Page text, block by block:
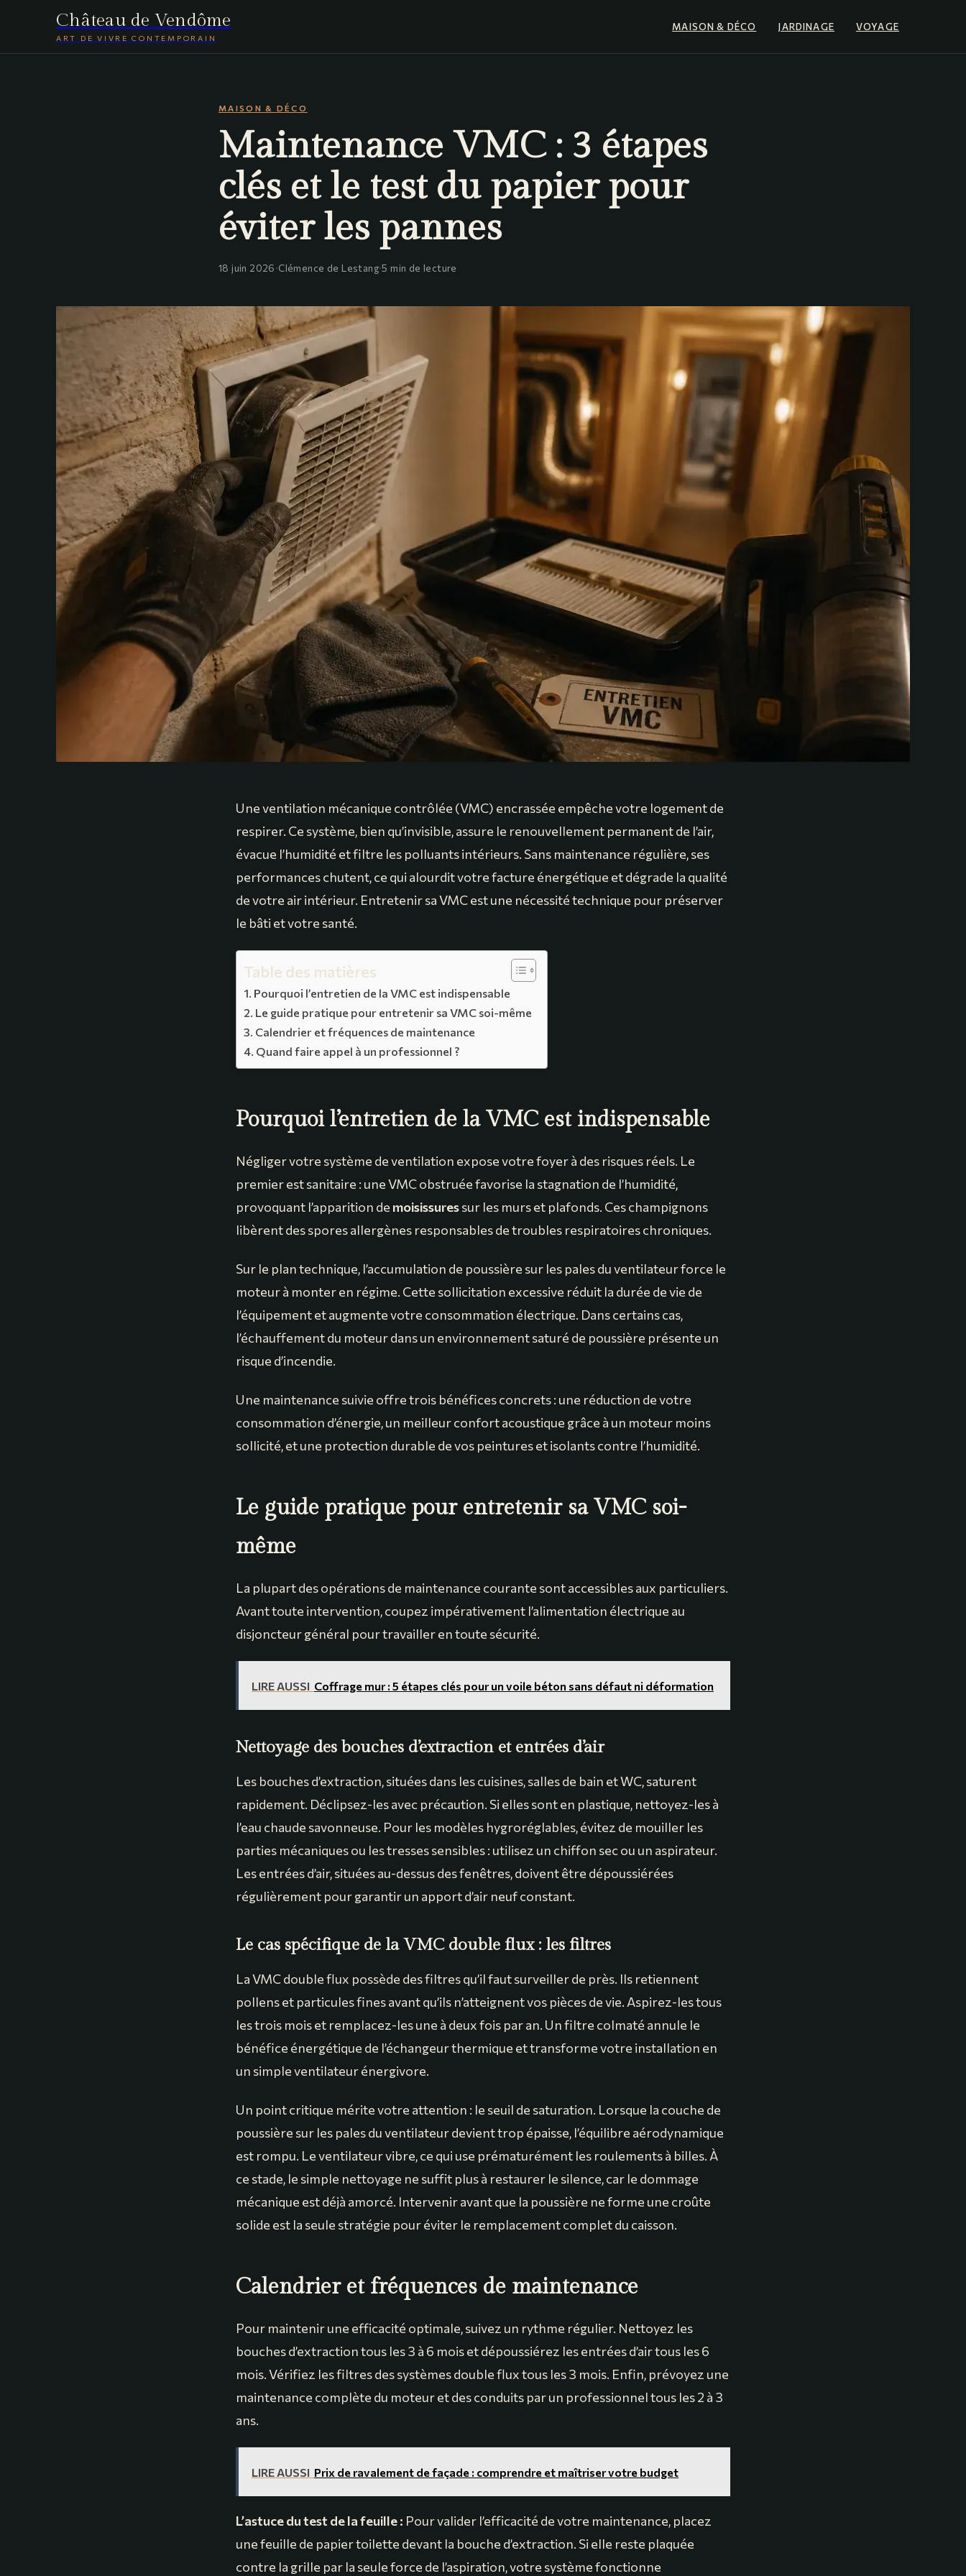
Château de Vendôme
ART DE VIVRE CONTEMPORAIN
MAISON & DÉCO JARDINAGE VOYAGE
MAISON & DÉCO
Maintenance VMC : 3 étapes
clés et le test du papier pour
éviter les pannes
18 juin 2026·Clémence de Lestang·5 min de lecture
Une ventilation mécanique contrôlée (VMC) encrassée empêche votre logement de
respirer. Ce système, bien qu’invisible, assure le renouvellement permanent de l’air,
évacue l’humidité et filtre les polluants intérieurs. Sans maintenance régulière, ses
performances chutent, ce qui alourdit votre facture énergétique et dégrade la qualité
de votre air intérieur. Entretenir sa VMC est une nécessité technique pour préserver
le bâti et votre santé.
Table des matières
Pourquoi l’entretien de la VMC est indispensable
Le guide pratique pour entretenir sa VMC soi-même
Calendrier et fréquences de maintenance
Quand faire appel à un professionnel ?
Pourquoi l’entretien de la VMC est indispensable
Négliger votre système de ventilation expose votre foyer à des risques réels. Le
premier est sanitaire : une VMC obstruée favorise la stagnation de l’humidité,
provoquant l’apparition de moisissuressur les murs et plafonds. Ces champignons
libèrent des spores allergènes responsables de troubles respiratoires chroniques.
Sur le plan technique, l’accumulation de poussière sur les pales du ventilateur force le
moteur à monter en régime. Cette sollicitation excessive réduit la durée de vie de
l’équipement et augmente votre consommation électrique. Dans certains cas,
l’échauffement du moteur dans un environnement saturé de poussière présente un
risque d’incendie.
Une maintenance suivie offre trois bénéfices concrets : une réduction de votre
consommation d’énergie, un meilleur confort acoustique grâce à un moteur moins
sollicité, et une protection durable de vos peintures et isolants contre l’humidité.
Le guide pratique pour entretenir sa VMC soi-
même
La plupart des opérations de maintenance courante sont accessibles aux particuliers.
Avant toute intervention, coupez impérativement l’alimentation électrique au
disjoncteur général pour travailler en toute sécurité.
LIRE AUSSI Coffrage mur : 5 étapes clés pour un voile béton sans défaut ni déformation
Nettoyage des bouches d’extraction et entrées d’air
Les bouches d’extraction, situées dans les cuisines, salles de bain et WC, saturent
rapidement. Déclipsez-les avec précaution. Si elles sont en plastique, nettoyez-les à
l’eau chaude savonneuse. Pour les modèles hygroréglables, évitez de mouiller les
parties mécaniques ou les tresses sensibles : utilisez un chiffon sec ou un aspirateur.
Les entrées d’air, situées au-dessus des fenêtres, doivent être dépoussiérées
régulièrement pour garantir un apport d’air neuf constant.
Le cas spécifique de la VMC double flux : les filtres
La VMC double flux possède des filtres qu’il faut surveiller de près. Ils retiennent
pollens et particules fines avant qu’ils n’atteignent vos pièces de vie. Aspirez-les tous
les trois mois et remplacez-les une à deux fois par an. Un filtre colmaté annule le
bénéfice énergétique de l’échangeur thermique et transforme votre installation en
un simple ventilateur énergivore.
Un point critique mérite votre attention : le seuil de saturation. Lorsque la couche de
poussière sur les pales du ventilateur devient trop épaisse, l’équilibre aérodynamique
est rompu. Le ventilateur vibre, ce qui use prématurément les roulements à billes. À
ce stade, le simple nettoyage ne suffit plus à restaurer le silence, car le dommage
mécanique est déjà amorcé. Intervenir avant que la poussière ne forme une croûte
solide est la seule stratégie pour éviter le remplacement complet du caisson.
Calendrier et fréquences de maintenance
Pour maintenir une efficacité optimale, suivez un rythme régulier. Nettoyez les
bouches d’extraction tous les 3 à 6 mois et dépoussiérez les entrées d’air tous les 6
mois. Vérifiez les filtres des systèmes double flux tous les 3 mois. Enfin, prévoyez une
maintenance complète du moteur et des conduits par un professionnel tous les 2 à 3
ans.
LIRE AUSSI Prix de ravalement de façade : comprendre et maîtriser votre budget
L’astuce du test de la feuille : Pour valider l’efficacité de votre maintenance, placez
une feuille de papier toilette devant la bouche d’extraction. Si elle reste plaquée
contre la grille par la seule force de l’aspiration, votre système fonctionne